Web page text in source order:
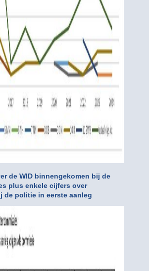
de WID binnengekomen bij de
plus enkele cijfers over
de politie in eerste aanleg